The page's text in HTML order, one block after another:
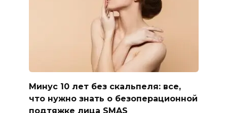
Минус 10 лет без скальпеля: все,
что нужно знать о безоперационной
подтяжке лица SMAS